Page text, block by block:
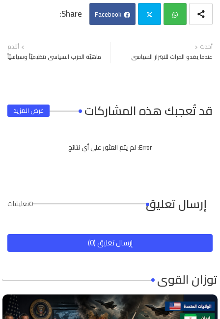
Facebook
tter
ats
أحدث
عندما يغدو الفرات للابتزاز السياسي
أقدم
ماهيّة الحزب السياسي تنظيميّاً وسياسيّاً
قد تُعجبك هذه المشاركات عرض المزيد
Error: لم يتم العثور على أي نتائج
إرسال تعليق 0تعليقات
إرسال تعليق (0)
توزان القوى